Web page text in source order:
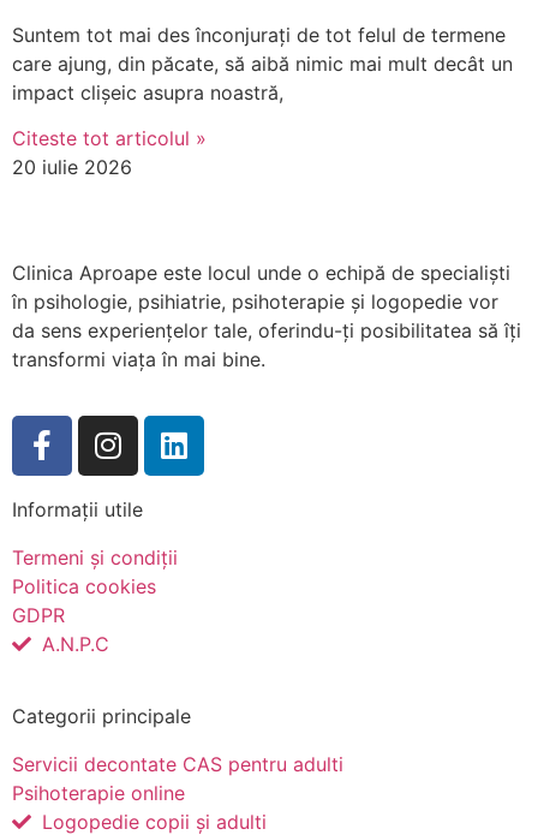
Suntem tot mai des înconjurați de tot felul de termene
care ajung, din păcate, să aibă nimic mai mult decât un
impact clișeic asupra noastră,
Citeste tot articolul »
20 iulie 2026
Clinica Aproape este locul unde o echipă de specialiști
în psihologie, psihiatrie, psihoterapie și logopedie vor
da sens experiențelor tale, oferindu-ți posibilitatea să îți
transformi viața în mai bine.
Informații utile
Termeni și condiții
Politica cookies
GDPR
A.N.P.C
Categorii principale
Servicii decontate CAS pentru adulti
Psihoterapie online
Logopedie copii și adulti